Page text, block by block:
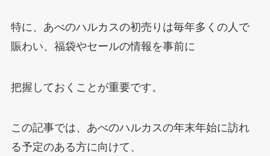
特に、あべのハルカスの初売りは毎年多くの人で
賑わい、福袋やセールの情報を事前に
把握しておくことが重要です。
この記事では、あべのハルカスの年末年始に訪れ
る予定のある方に向けて、